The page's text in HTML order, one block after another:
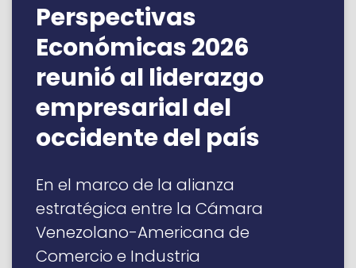
Perspectivas
Económicas 2026
reunió al liderazgo
empresarial del
occidente del país
En el marco de la alianza
estratégica entre la Cámara
Venezolano-Americana de
Comercio e Industria